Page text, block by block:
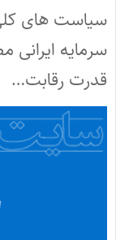
سیاست های
قدرت رقابت…